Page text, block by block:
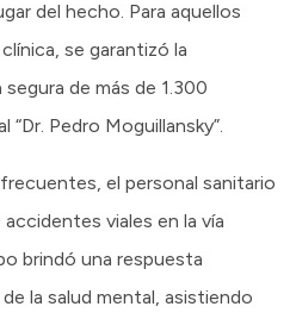
del hecho. Para aquellos
se garantizó la
de más de 1.300
Pedro Moguillansky”.
el personal sanitario
viales en la vía
brindó una respuesta
la salud mental, asistiendo